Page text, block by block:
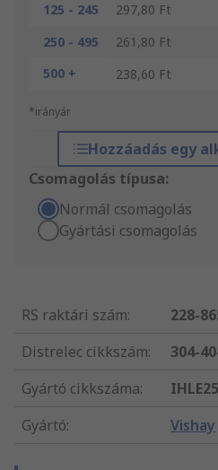
125 - 245
297,80 Ft
250 - 495
261,80 Ft
500 +
238,60 Ft
*irányár
Hozzáadás egy
Csomagolás típusa:
Normál csomagolás
Gyártási csomagolás
RS raktári szám:
228-
Distrelec cikkszám:
304-
Gyártó cikkszáma:
Gyártó: Vishay